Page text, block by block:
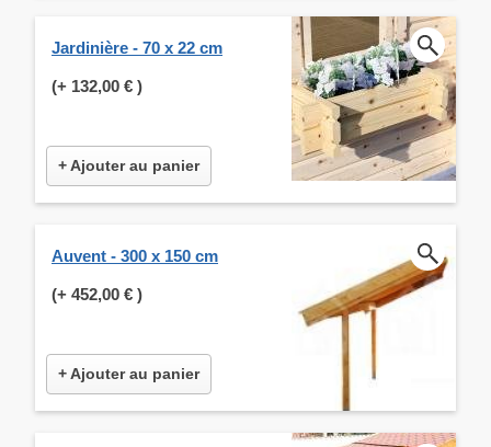
Jardinière - 70 x 22 cm
(+ 132,00 € )
+ Ajouter au panier
Auvent - 300 x 150 cm
(+ 452,00 € )
+ Ajouter au panier